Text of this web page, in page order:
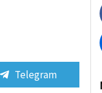
en
Telegram
en